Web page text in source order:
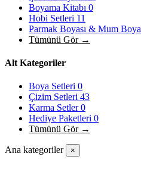
Boyama Kitabı 0
Hobi Setleri 11
Parmak Boyası & Mum Boya
Tümünü Gör →
Alt Kategoriler
Boya Setleri 0
Çizim Setleri 43
Karma Setler0
Hediye Paketleri 0
Tümünü Gör →
Ana kategoriler ×